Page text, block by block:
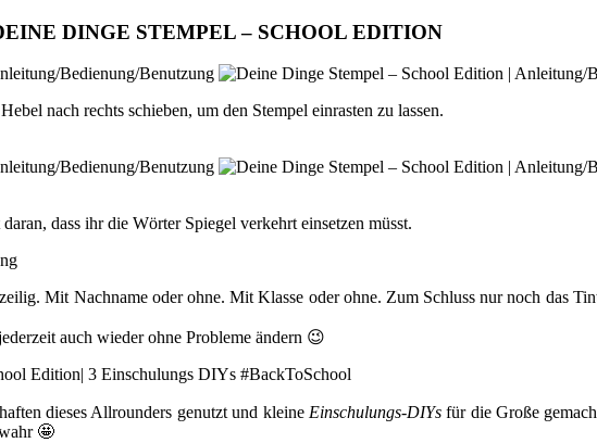
DINGE STEMPEL – SCHOOL EDITION
nach rechts schieben, um den Stempel einrasten zu lassen.
dass ihr die Wörter Spiegel verkehrt einsetzen müsst.
Mit Nachname oder ohne. Mit Klasse oder ohne. Zum Schluss nur noch das
auch wieder ohne Probleme ändern 😉
dieses Allrounders genutzt und kleine Einschulungs-DIYsfür die Große
🤩